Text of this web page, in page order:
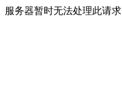
服务器暂时无法处理此请求